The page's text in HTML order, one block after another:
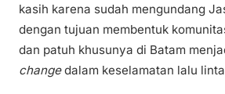
kasih karena sudah mengundang
dengan tujuan membentuk
dan patuh khusunya di Batam
changedalam keselamatan lalu